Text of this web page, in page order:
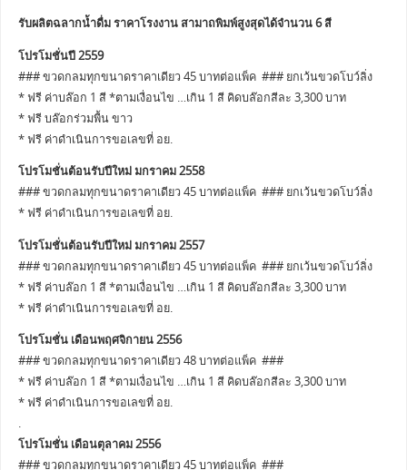
รับผลิตฉลากน้ำดื่ม ราคาโรงงาน สามาถพิมพ์สูงสุดได้จำนวน 6 สี
โปรโมชั่นปี 2559
### ขวดกลมทุกขนาดราคาเดียว 45 บาทต่อแพ็ค ### ยกเว้นขวดโบว์ลิ่ง
* ฟรี ค่าบล๊อก 1 สี *ตามเงื่อนไข …เกิน 1 สี คิดบล๊อกสีละ 3,300 บาท
* ฟรี บล๊อกร่วมพื้น ขาว
* ฟรี ค่าดำเนินการขอเลขที่ อย.
โปรโมชั่นต้อนรับปีใหม่ มกราคม 2558
### ขวดกลมทุกขนาดราคาเดียว 45 บาทต่อแพ็ค ### ยกเว้นขวดโบว์ลิ่ง
* ฟรี ค่าดำเนินการขอเลขที่ อย.
โปรโมชั่นต้อนรับปีใหม่ มกราคม 2557
### ขวดกลมทุกขนาดราคาเดียว 45 บาทต่อแพ็ค ### ยกเว้นขวดโบว์ลิ่ง
* ฟรี ค่าบล๊อก 1 สี *ตามเงื่อนไข …เกิน 1 สี คิดบล๊อกสีละ 3,300 บาท
* ฟรี ค่าดำเนินการขอเลขที่ อย.
โปรโมชั่น เดือนพฤศจิกายน 2556
### ขวดกลมทุกขนาดราคาเดียว 48 บาทต่อแพ็ค ###
* ฟรี ค่าบล๊อก 1 สี *ตามเงื่อนไข …เกิน 1 สี คิดบล๊อกสีละ 3,300 บาท
* ฟรี ค่าดำเนินการขอเลขที่ อย.
.
โปรโมชั่น เดือนตุลาคม 2556
### ขวดกลมทุกขนาดราคาเดียว 45 บาทต่อแพ็ค ###